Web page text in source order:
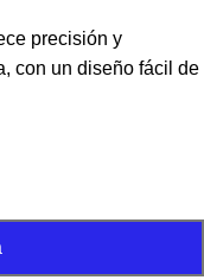
precisión y
con un diseño fácil de